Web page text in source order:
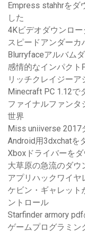
Empress stahhrを
した
4Kビデオダウンロ
スピードアンダーカ
Blurryfaceアルバム
感情的なインパクト
リッチクレイジー
Minecraft PC 1.12
ファイナルファン
世界
Miss uniiverse 2017
Android用3dxchatを
Xboxドライバーを
大草原の急流のダウ
アプリハックワイ
ケビン・ギャレット
ントロール
Starfinder armory
ゲームプログラミン